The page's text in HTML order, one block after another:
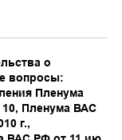
о
вопросы:
Пленума
Пленума ВАС
г.,